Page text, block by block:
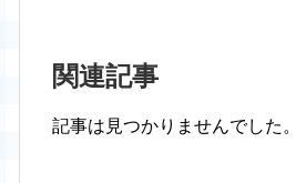
関連記事
記事は見つかりませんでした。